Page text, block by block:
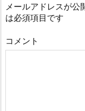
メールアドレスが公
は必須項目です
コメント